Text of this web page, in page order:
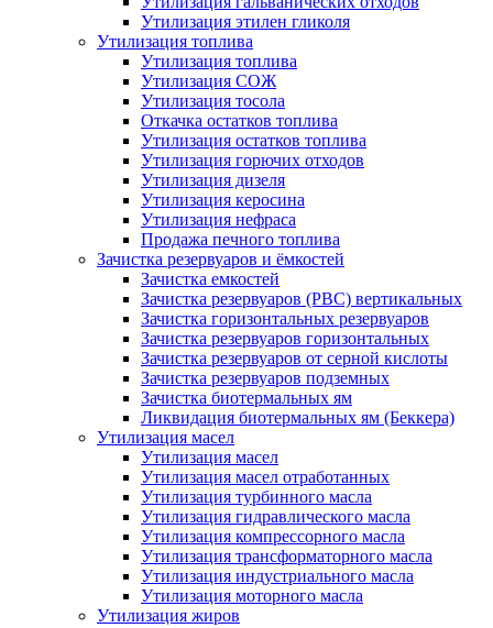
Утилизация этилен гликоля
Утилизация топлива
Утилизация топлива
Утилизация СОЖ
Утилизация тосола
Откачка остатков топлива
Утилизация остатков топлива
Утилизация горючих отходов
Утилизация дизеля
Утилизация керосина
Утилизация нефраса
Продажа печного топлива
Зачистка резервуаров и ёмкостей
Зачистка емкостей
Зачистка резервуаров (РВС) вертикальных
Зачистка горизонтальных резервуаров
Зачистка резервуаров горизонтальных
Зачистка резервуаров от серной кислоты
Зачистка резервуаров подземных
Зачистка биотермальных ям
Ликвидация биотермальных ям (Беккера)
Утилизация масел
Утилизация масел
Утилизация масел отработанных
Утилизация турбинного масла
Утилизация гидравлического масла
Утилизация компрессорного масла
Утилизация трансформаторного масла
Утилизация индустриального масла
Утилизация моторного масла
Утилизация жиров